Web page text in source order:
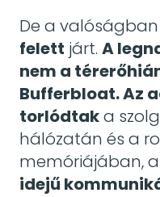
De a
felett járt. A
nem a
Bufferbloat. Az
torlódtaka
hálózatán és a
memóriájában,
idejű